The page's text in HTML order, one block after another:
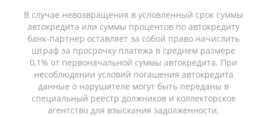
В случае невозвращения в условленный срок суммы
автокредита или суммы процентов по автокредиту
банк-партнер оставляет за собой право начислить
штраф за просрочку платежа в среднем размере
0,1% от первоначальной суммы автокредита. При
несоблюдении условий погашения автокредита
данные о нарушителе могут быть переданы в
специальный реестр должников и коллекторское
агентство для взыскания задолженности.